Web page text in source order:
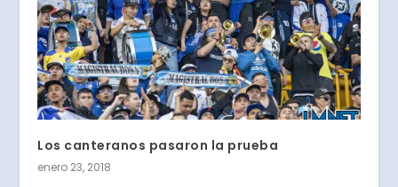
Los canteranos pasaron la prueba
enero 23, 2018